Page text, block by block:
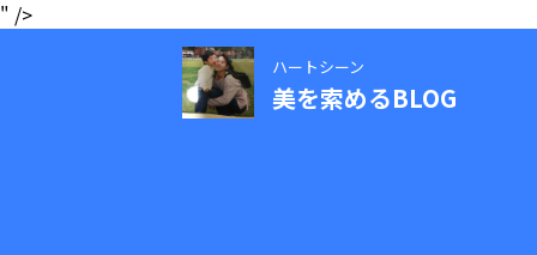
" />
ハートシーン
美を索めるBLOG